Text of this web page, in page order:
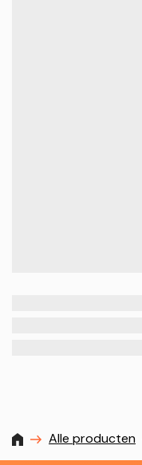
MXProstoreparts
Alle producten